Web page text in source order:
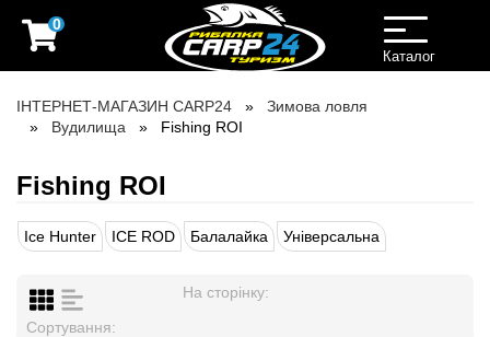
0
Toggle
navigation
Каталог
ІНТЕРНЕТ-МАГАЗИН CARP24
Зимова ловля
Вудилища
Fishing ROI
Fishing ROI
Ice Hunter ICE ROD Балалайка Універсальна
На сторінку:
Сортування: